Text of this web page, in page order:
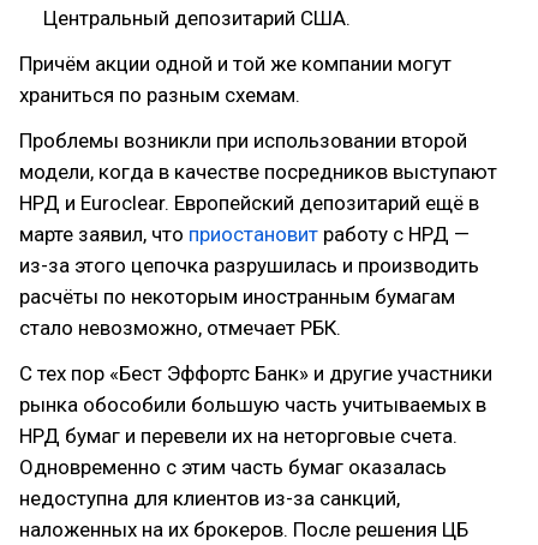
Центральный депозитарий США.
Причём акции одной и той же компании могут
храниться по разным схемам.
Проблемы возникли при использовании второй
модели, когда в качестве посредников выступают
НРД и Euroclear. Европейский депозитарий ещё в
марте заявил, что приостановит работу с НРД —
из-за этого цепочка разрушилась и производить
расчёты по некоторым иностранным бумагам
стало невозможно, отмечает РБК.
С тех пор «Бест Эффортс Банк» и другие участники
рынка обособили большую часть учитываемых в
НРД бумаг и перевели их на неторговые счета.
Одновременно с этим часть бумаг оказалась
недоступна для клиентов из-за санкций,
наложенных на их брокеров. После решения ЦБ